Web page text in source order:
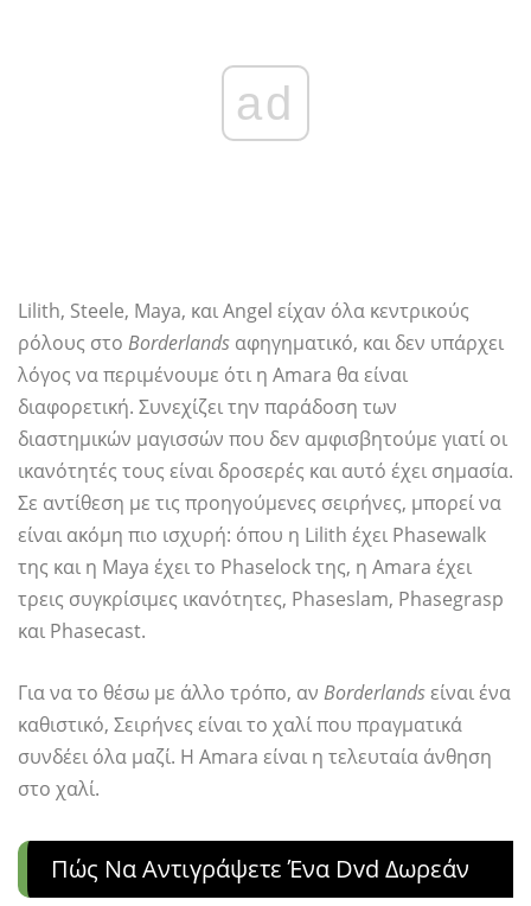
ad
Lilith, Steele, Maya, και Angel είχαν όλα κεντρικούς
ρόλους στο Borderlands αφηγηματικό, και δεν υπάρχει
λόγος να περιμένουμε ότι η Amara θα είναι
διαφορετική. Συνεχίζει την παράδοση των
διαστημικών μαγισσών που δεν αμφισβητούμε γιατί οι
ικανότητές τους είναι δροσερές και αυτό έχει σημασία.
Σε αντίθεση με τις προηγούμενες σειρήνες, μπορεί να
είναι ακόμη πιο ισχυρή: όπου η Lilith έχει Phasewalk
της και η Maya έχει το Phaselock της, η Amara έχει
τρεις συγκρίσιμες ικανότητες, Phaseslam, Phasegrasp
και Phasecast.
Για να το θέσω με άλλο τρόπο, αν Borderlandsείναι ένα
καθιστικό, Σειρήνες είναι το χαλί που πραγματικά
συνδέει όλα μαζί. Η Amara είναι η τελευταία άνθηση
στο χαλί.
Πώς Να Αντιγράψετε Ένα Dvd Δωρεάν